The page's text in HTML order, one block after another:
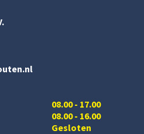
08.00 - 17.00
08.00 - 16.00
Gesloten